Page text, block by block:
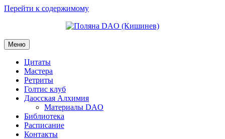
Перейти к содержимому
Меню
Цитаты
Мастера
Ретриты
Голтис клуб
Даосская Алхимия
Материалы DAO
Библиотека
Расписание
Контакты